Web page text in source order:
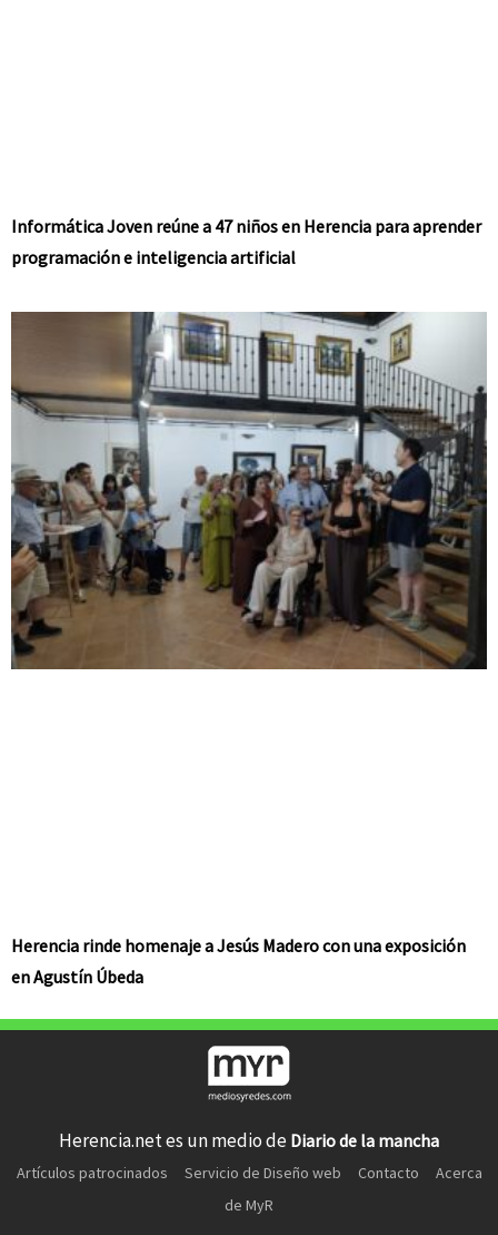
Informática Joven reúne a 47 niños en Herencia para aprender
programación e inteligencia artificial
Herencia rinde homenaje a Jesús Madero con una exposición
en Agustín Úbeda
Herencia.net es un medio de Diario de la mancha
Artículos patrocinados Servicio de Diseño web Contacto
Acerca
de MyR